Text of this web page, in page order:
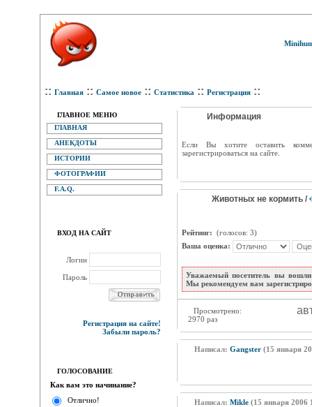
:: Главная :: Самое новое :: Статистика :: Регистрация ::
ГЛАВНОЕ МЕНЮ
ГЛАВНАЯ
АНЕКДОТЫ
ИСТОРИИ
ФОТОГРАФИИ
F.A.Q.
ВХОД НА САЙТ
Логин
Пароль
Регистрация на сайте!
Забыли пароль?
ГОЛОСОВАНИЕ
Как вам это начинание?
Отлично!
Информация
Eсли Вы хотите оставить
зарегистрироваться на сайте.
Животных не кормить /
Рейтинг: (голосов: 3)
Ваша оценка:
Уважаемый посетитель вы вошли
Мы рекомендуем вам
Просмотрено:
2970 раз
Написал: Gangster(15 января
Написал: Mikle(15 января 2006